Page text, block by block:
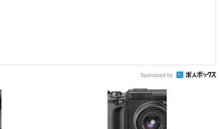
Sponsored by